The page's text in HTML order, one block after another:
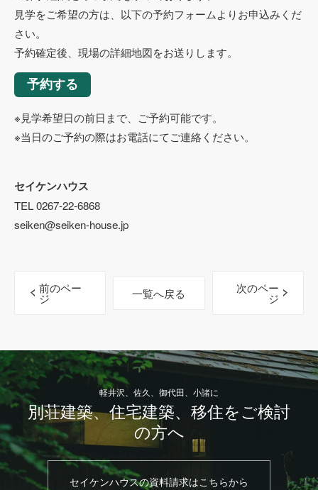
見学をご希望の方は、以下の予約フォームよりお申込みくだ
さい。
予約確定後、現場の詳細地図をお送りします。
予約する
※見学希望日の前日まで、ご予約可能です。
※当日のご予約の際はお電話にてご連絡ください。
セイケンハウス
TEL 0267-22-6868
seiken@seiken-house.jp
前のペー
ジ 一覧へ戻る 次のペー
ジ
軽井沢、佐久、御代田、小諸に
別荘建築、住宅建築、移住をご検討
の方へ
セイケンハウスの資料請求はこちらから